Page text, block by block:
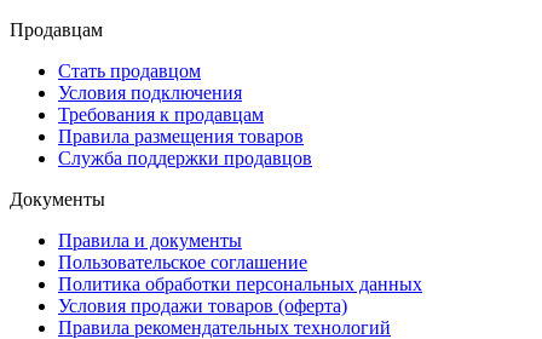
Продавцам
Стать продавцом
Условия подключения
Требования к продавцам
Правила размещения товаров
Служба поддержки продавцов
Документы
Правила и документы
Пользовательское соглашение
Политика обработки персональных данных
Условия продажи товаров (оферта)
Правила рекомендательных технологий